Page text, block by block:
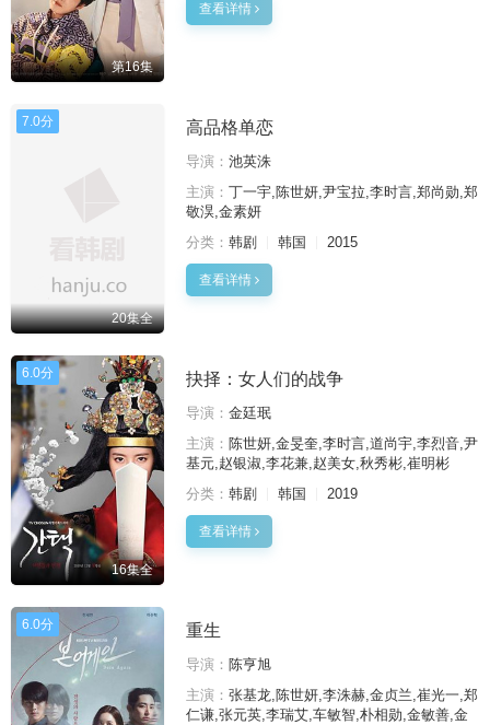
第16集
查看详情
7.0分
20集全
高品格单恋
导演： 池英洙
主演： 丁一宇,陈世妍,尹宝拉,李时言,郑尚勋,郑
敬淏,金素妍
分类： 韩剧 韩国 2015
查看详情
6.0分
16集全
抉择：女人们的战争
导演： 金廷珉
主演： 陈世妍,金旻奎,李时言,道尚宇,李烈音,尹
基元,赵银淑,李花兼,赵美女,秋秀彬,崔明彬
分类： 韩剧 韩国 2019
查看详情
6.0分 重生
导演： 陈亨旭
主演： 张基龙,陈世妍,李洙赫,金贞兰,崔光一,郑
仁谦,张元英,李瑞艾,车敏智,朴相勋,金敏善,金